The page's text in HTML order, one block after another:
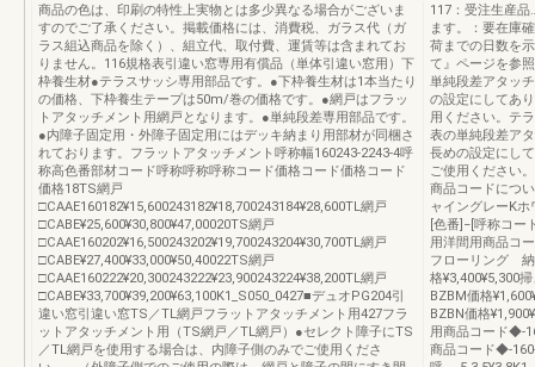
商品の色は、印刷の特性上実物とは多少異なる場合がございま
すのでご了承ください。掲載価格には、消費税、ガラス代（ガ
ラス組込商品を除く）、組立代、取付費、運賃等は含まれてお
りません。116規格表引違い窓専用有償品（単体引違い窓用）下
枠養生材●テラスサッシ専用部品です。●下枠養生材は1本当たり
の価格、下枠養生テープは50m/巻の価格です。●網戸はフラッ
トアタッチメント用網戸となります。●単純段差専用部品です。
●内障子固定用・外障子固定用にはデッキ納まり用部材が同梱さ
れております。フラットアタッチメント呼称幅160243-2243-4呼
称高色番部材コード呼称呼称呼称コード価格コード価格コード
価格18TS網戸
□CAAE160182¥15,600243182¥18,700243184¥28,600TL網戸
□CABE¥25,600¥30,800¥47,00020TS網戸
□CAAE160202¥16,500243202¥19,700243204¥30,700TL網戸
□CABE¥27,400¥33,000¥50,40022TS網戸
□CAAE160222¥20,300243222¥23,900243224¥38,200TL網戸
□CABE¥33,700¥39,200¥63,100K1_S050_0427■デュオPG204引
違い窓引違い窓TS／TL網戸フラットアタッチメント用427フラ
ットアタッチメント用（TS網戸／TL網戸）●セレクト障子にTS
／TL網戸を使用する場合は、内障子側のみでご使用くださ
117：受注生産
ます。：要在庫
荷までの日数を
て』ページを参
単純段差アタッ
の設定にしてあ
用ください。テ
表の単純段差ア
長めの設定にし
ご使用ください
商品コードにつ
ャイングレーK
[色番]−[呼称コー
用洋間用商品コ
フローリング 納
格¥3,400¥5,300
BZBM価格
BZBN価格
用商品コード◆-
商品コード◆-